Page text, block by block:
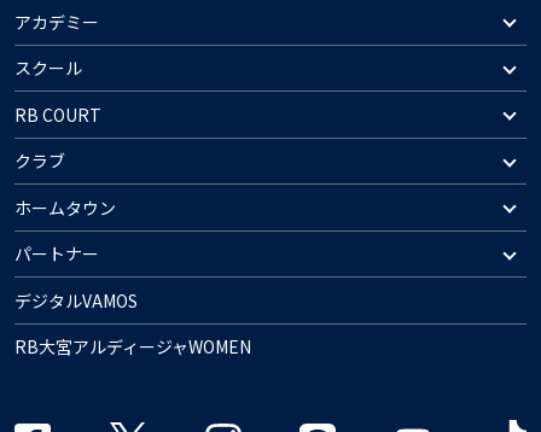
アカデミー
スクール
RB COURT
クラブ
ホームタウン
パートナー
デジタルVAMOS
RB大宮アルディージャWOMEN